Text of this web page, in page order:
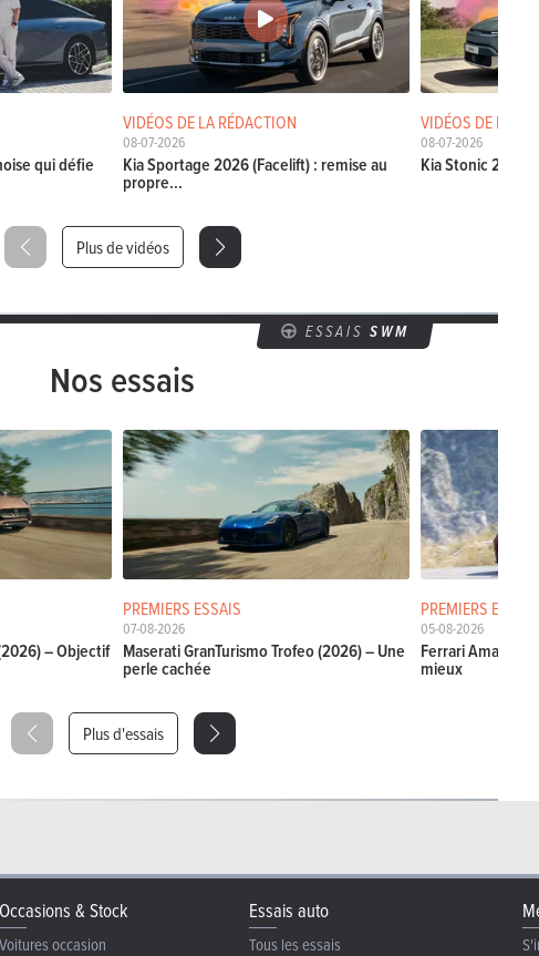
qui défie
VIDÉOS DE LA RÉDACTION
08-07-2026
Kia Sportage 2026 (Facelift) : remise au
propre...
VIDÉOS DE LA
08-07-2026
Kia Stonic 2026
Plus de vidéos
ESSAIS SWM
Nos essais
– Objectif
PREMIERS ESSAIS
07-08-2026
Maserati GranTurismo Trofeo (2026) – Une
perle cachée
PREMIERS ESSAIS
05-08-2026
Ferrari Amalfi
mieux
Plus d'essais
Occasions & Stock
Voitures occasion
Essais auto
Tous les essais